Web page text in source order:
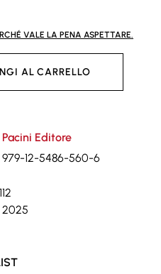
VALE LA PENA ASPETTARE.
AL CARRELLO
Pacini Editore
979-12-5486-560-6
112
2025